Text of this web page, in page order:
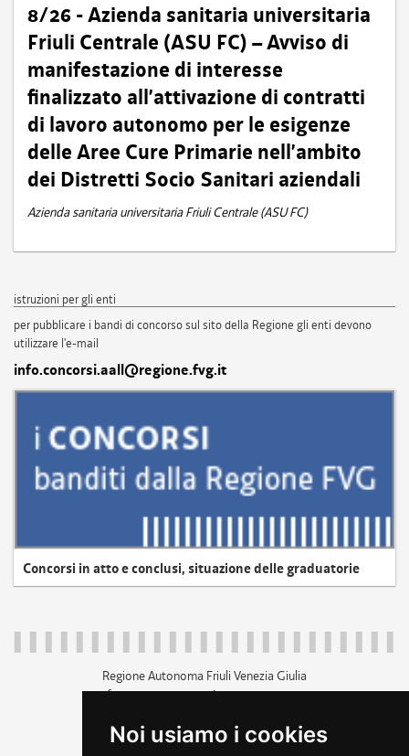
Noi usiamo i cookies
8/26 - Azienda sanitaria universitaria
Friuli Centrale (ASU FC) – Avviso di
manifestazione di interesse
finalizzato all’attivazione di contratti
di lavoro autonomo per le esigenze
delle Aree Cure Primarie nell’ambito
dei Distretti Socio Sanitari aziendali
Azienda sanitaria universitaria Friuli Centrale (ASU FC)
istruzioni per gli enti
per pubblicare i bandi di concorso sul sito della Regione gli enti devono
utilizzare l'e-mail
info.concorsi.aall@regione.fvg.it
Concorsi in atto e conclusi, situazione delle graduatorie
Regione Autonoma Friuli Venezia Giulia
c.f. 80014930327; p.iva 00526040324
+39 040 3771111